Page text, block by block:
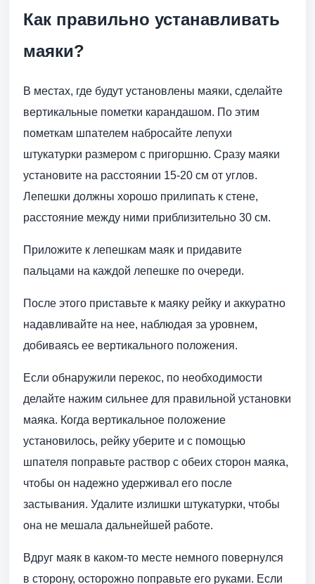
Как правильно устанавливать
маяки?
В местах, где будут установлены маяки, сделайте
вертикальные пометки карандашом. По этим
пометкам шпателем набросайте лепухи
штукатурки размером с пригоршню. Сразу маяки
установите на расстоянии 15-20 см от углов.
Лепешки должны хорошо прилипать к стене,
расстояние между ними приблизительно 30 см.
Приложите к лепешкам маяк и придавите
пальцами на каждой лепешке по очереди.
После этого приставьте к маяку рейку и аккуратно
надавливайте на нее, наблюдая за уровнем,
добиваясь ее вертикального положения.
Если обнаружили перекос, по необходимости
делайте нажим сильнее для правильной установки
маяка. Когда вертикальное положение
установилось, рейку уберите и с помощью
шпателя поправьте раствор с обеих сторон маяка,
чтобы он надежно удерживал его после
застывания. Удалите излишки штукатурки, чтобы
она не мешала дальнейшей работе.
Вдруг маяк в каком-то месте немного повернулся
в сторону, осторожно поправьте его руками. Если